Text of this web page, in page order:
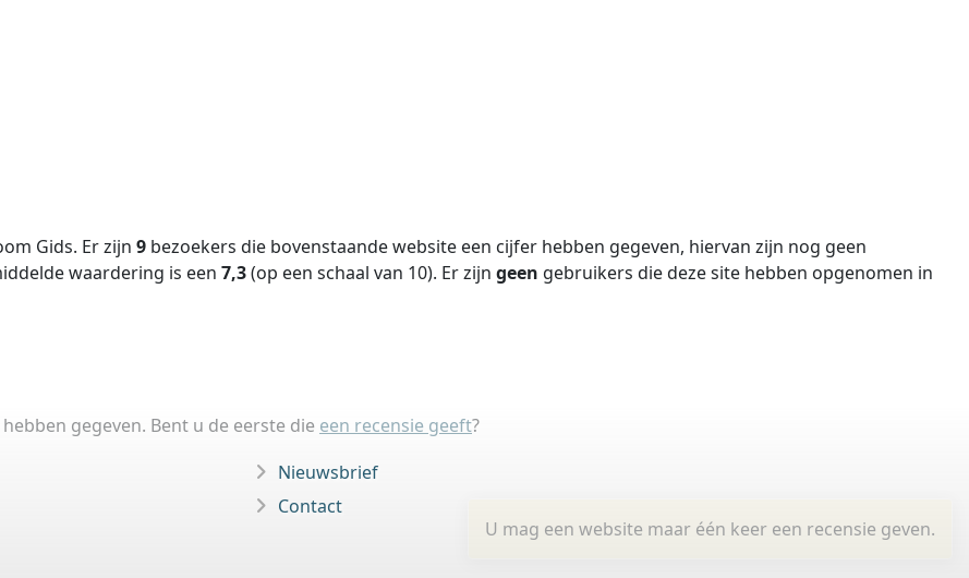
Gids. Er zijn 9 bezoekers die bovenstaande website een cijfer hebben gegeven, hiervan zijn nog geen
waardering is een 7,3(op een schaal van 10). Er zijn geen gebruikers die deze site hebben opgenomen in
gegeven. Bent u de eerste die een recensie geeft?
U mag een website maar één keer een recensie geven.
Nieuwsbrief
Contact